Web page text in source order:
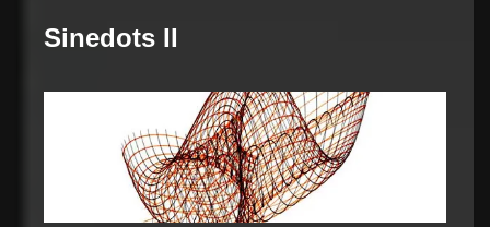
Sinedots II